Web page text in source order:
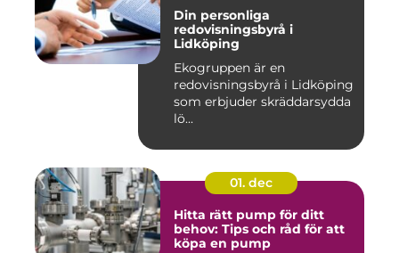
Din personliga
redovisningsbyrå i
Lidköping
Ekogruppen är en
redovisningsbyrå i Lidköping
som erbjuder skräddarsydda
lö...
01. dec
Hitta rätt pump för ditt
behov: Tips och råd för att
köpa en pump